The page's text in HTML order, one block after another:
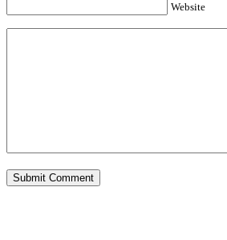
Website